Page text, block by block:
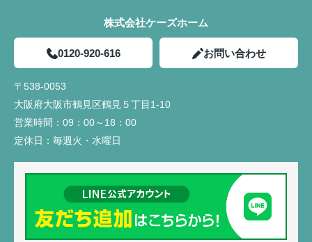
株式会社ケーズホーム
0120-920-616 お問い合わせ
〒538-0053
大阪府大阪市鶴見区鶴見５丁目1-10
営業時間： 09：00～18：00
定休日： 毎週火・水曜日